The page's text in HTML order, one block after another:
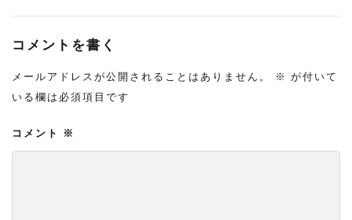
コメントを書く
メールアドレスが公開されることはありません。 ※ が付いて
いる欄は必須項目です
コメント ※